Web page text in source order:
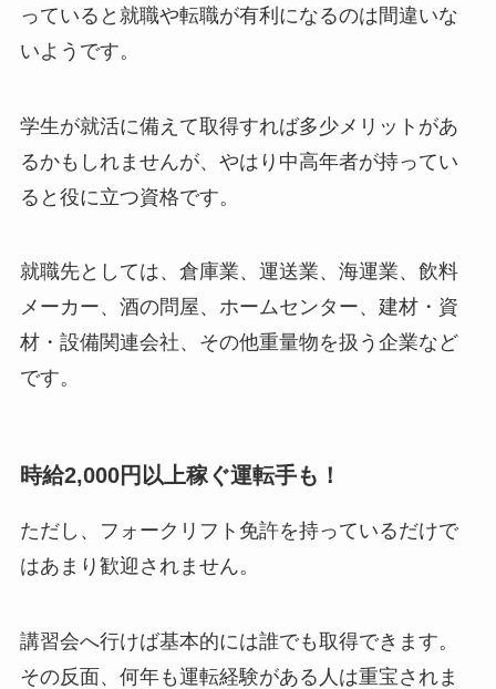
っていると就職や転職が有利になるのは間違いな
いようです。
学生が就活に備えて取得すれば多少メリットがあ
るかもしれませんが、やはり中高年者が持ってい
ると役に立つ資格です。
就職先としては、倉庫業、運送業、海運業、飲料
メーカー、酒の問屋、ホームセンター、建材・資
材・設備関連会社、その他重量物を扱う企業など
です。
時給2,000円以上稼ぐ運転手も！
ただし、フォークリフト免許を持っているだけで
はあまり歓迎されません。
講習会へ行けば基本的には誰でも取得できます。
その反面、何年も運転経験がある人は重宝されま